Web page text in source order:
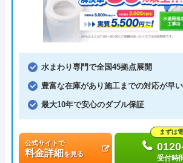
水まわり専門で全国45拠点展開
豊富な在庫があり施工までの対応が早い
最大10年で安心のダブル保証
公式サイトで
料金詳細 を見る
まずは
受付時